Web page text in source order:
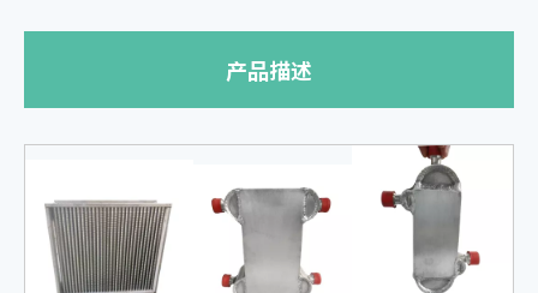
产品描述